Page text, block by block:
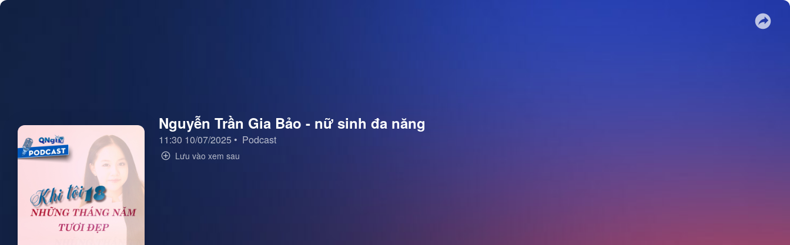
Nguyễn Trần Gia Bảo - nữ sinh đa năng
11:30 10/07/2025 • Podcast
Lưu vào xem sau